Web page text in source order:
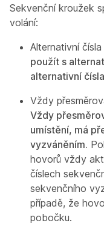
Sekvenční kroužek
volání:
Alternativní čísla
použít s
alternativní
Vždy
Vždy
umístění, má
vyzváněním.
hovorů vždy
číslech
sekvenčního
případě, že
pobočku.